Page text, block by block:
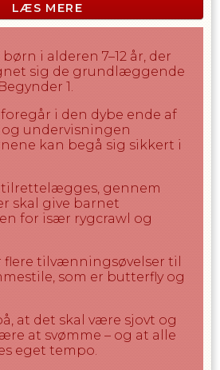
på, at det skal være sjovt og
lære at svømme – og at alle
følger DGI’s
og tilpasses børnenes
foregår i den dybe ende af
er 26-27 grader, hvilket
for nogen børn. Vi anbefaler
våddragt for øget komfort og
Det er muligt at observere
enten fra midtergangen
ved klublokalet
LÆS MERE
i alderen 7–12 år, der
sig de grundlæggende
1.
i den dybe ende af
undervisningen
kan begå sig sikkert i
gennem
skal give barnet
for især rygcrawl og
flere tilvænningsøvelser til
som er butterfly og
at det skal være sjovt og
at svømme – og at alle
eget tempo.